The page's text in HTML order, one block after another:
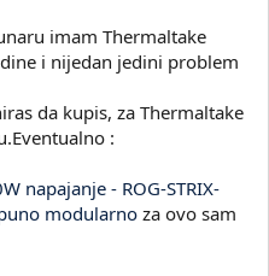
imam Thermaltake
i nijedan jedini problem
da kupis, za Thermaltake
:
napajanje - ROG-STRIX-
modularno za ovo sam